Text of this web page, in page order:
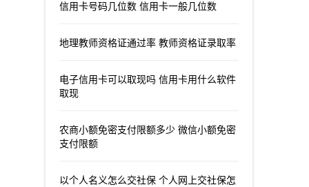
信用卡号码几位数 信用卡一般几位数
地理教师资格证通过率 教师资格证录取率
电子信用卡可以取现吗 信用卡用什么软件
取现
农商小额免密支付限额多少 微信小额免密
支付限额
以个人名义怎么交社保 个人网上交社保怎